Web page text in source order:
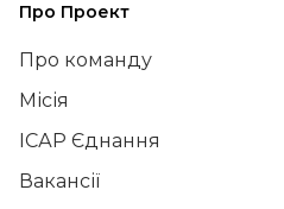
Про Проект
Про команду
Місія
ІСАР Єднання
Вакансії